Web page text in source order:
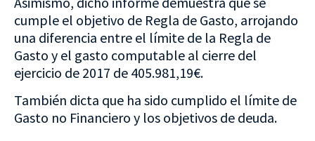
cumple el objetivo de Regla de Gasto, arrojando
una diferencia entre el límite de la Regla de
Gasto y el gasto computable al cierre del
ejercicio de 2017 de 405.981,19€.
También dicta que ha sido cumplido el límite de
Gasto no Financiero y los objetivos de deuda.